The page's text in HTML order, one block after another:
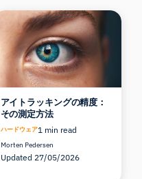
アイトラッキングの精度：
その測定方法
ハードウェア1 min read
Morten Pedersen
Updated 27/05/2026